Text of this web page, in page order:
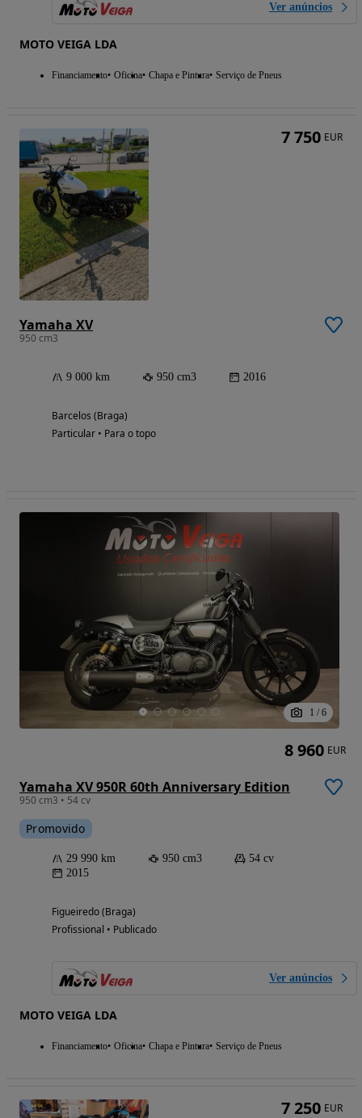
Ver anúncios
MOTO VEIGA LDA
Financiamento Oficina Chapa e Pintura Serviço de Pneus
Yamaha XV
950 cm3
9 000 km 950 cm3 2016
Barcelos (Braga)
Particular • Para o topo
7 750 EUR
1 / 6
Yamaha XV 950R 60th Anniversary Edition
950 cm3 • 54 cv
Promovido
29 990 km 950 cm3
54 cv
2015
Figueiredo (Braga)
Profissional • Publicado
Ver anúncios
MOTO VEIGA LDA
Financiamento Oficina Chapa e Pintura Serviço de Pneus
8 960 EUR
7 250 EUR